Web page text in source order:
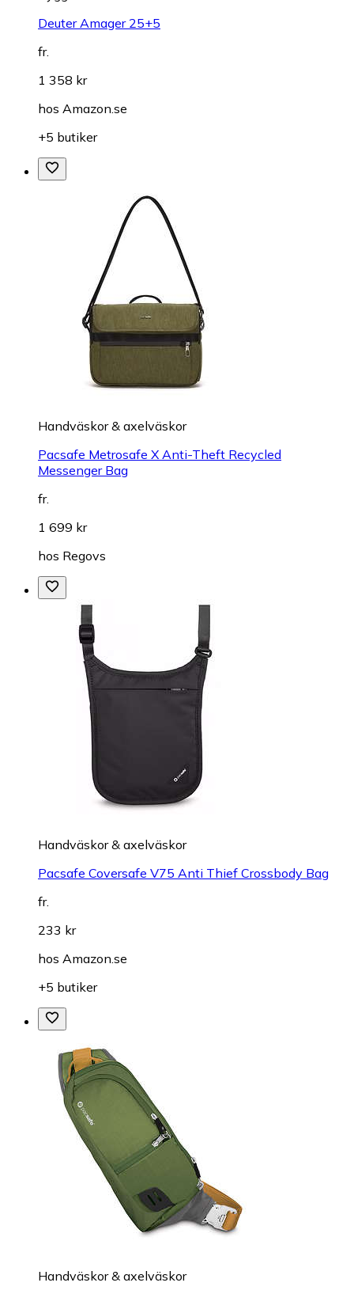
Deuter Amager 25+5
fr.
1 358 kr
hos Amazon.se
+5 butiker
Handväskor & axelväskor
Pacsafe Metrosafe X Anti-Theft Recycled
Messenger Bag
fr.
1 699 kr
hos Regovs
Handväskor & axelväskor
Pacsafe Coversafe V75 Anti Thief Crossbody Bag
fr.
233 kr
hos Amazon.se
+5 butiker
Handväskor & axelväskor